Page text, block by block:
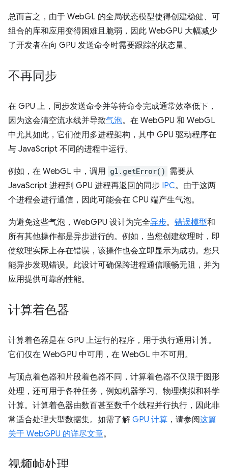
总而言之，由于 WebGL 的全局状态模型使得创建稳健、可
组合的库和应用变得困难且脆弱，因此 WebGPU 大幅减少
了开发者在向 GPU 发送命令时需要跟踪的状态量。
不再同步
在 GPU 上，同步发送命令并等待命令完成通常效率低下，
因为这会清空流水线并导致气泡。在 WebGPU 和 WebGL
中尤其如此，它们使用多进程架构，其中 GPU 驱动程序在
与 JavaScript 不同的进程中运行。
例如，在 WebGL 中，调用 gl.getError() 需要从
JavaScript 进程到 GPU 进程再返回的同步 IPC。由于这两
个进程会进行通信，因此可能会在 CPU 端产生气泡。
为避免这些气泡，WebGPU 设计为完全异步。 错误模型和
所有其他操作都是异步进行的。例如，当您创建纹理时，即
使纹理实际上存在错误，该操作也会立即显示为成功。您只
能异步发现错误。此设计可确保跨进程通信顺畅无阻，并为
应用提供可靠的性能。
计算着色器
计算着色器是在 GPU 上运行的程序，用于执行通用计算。
它们仅在 WebGPU 中可用，在 WebGL 中不可用。
与顶点着色器和片段着色器不同，计算着色器不仅限于图形
处理，还可用于各种任务，例如机器学习、物理模拟和科学
计算。计算着色器由数百甚至数千个线程并行执行，因此非
常适合处理大型数据集。如需了解 GPU 计算 ，请参阅这篇
关于 WebGPU 的详尽文章。
视频帧处理